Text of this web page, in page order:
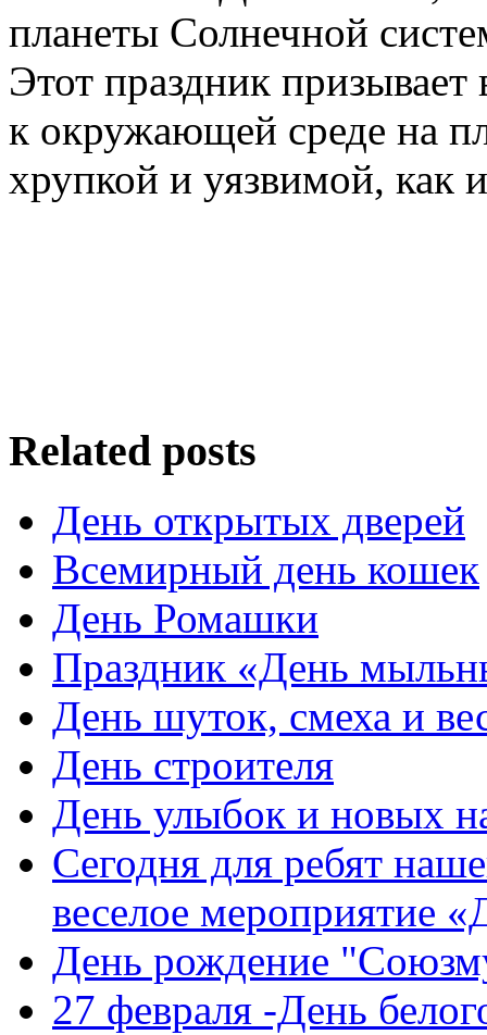
планеты Солнечной
Этот праздник
к окружающей среде на
хрупкой и уязвимой, как
Related posts
День открытых дверей
Всемирный день кошек
День Ромашки
Праздник «День
День шуток, смеха и
День строителя
День улыбок и новых
Сегодня для ребят
веселое мероприятие
День рождение
27 февраля -День